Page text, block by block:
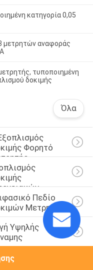
κατηγορία 0,05
μετρητών αναφοράς
τυποποιημένη
δοκιμής
Όλα
Φορητό
Πεδίο
Μετρητών
Υψηλής